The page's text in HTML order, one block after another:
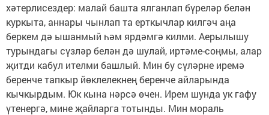
хәтерлисездер: малай башта ялганлап бүреләр белән
куркыта, аннары чынлап та ерткычлар килгәч аңа
беркем дә ышанмый һәм ярдәмгә килми. Аерылышу
турындагы сүзләр белән дә шулай, иртәме-соңмы, алар
җитди кабул ителми башлый. Мин бу сүләрне иремә
беренче тапкыр йөклелекнең беренче айларында
кычкырдым. Юк кына нәрсә өчен. Ирем шунда ук гафу
үтенергә, мине җайларга тотынды. Мин мораль